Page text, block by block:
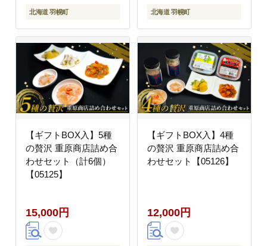
北海道 羽幌町 北海道 羽幌町
【ギフトBOX入】5種
の贅沢 重原商店詰め合
わせセット（計6個）
【05125】
15,000円
【ギフトBOX入】4種
の贅沢 重原商店詰め合
わせセット【05126】
12,000円